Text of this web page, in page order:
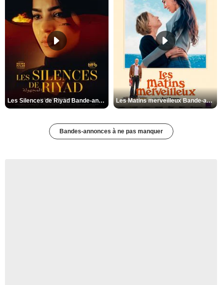
Les Silences de Riyad Bande-annonce VO STFR Les Matins merveilleux Bande-annonce VF
Bandes-annonces à ne pas manquer